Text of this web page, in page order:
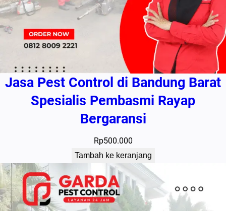
Jasa Pest Control di Bandung Barat
Spesialis Pembasmi Rayap
Bergaransi
Rp500.000
Tambah ke keranjang